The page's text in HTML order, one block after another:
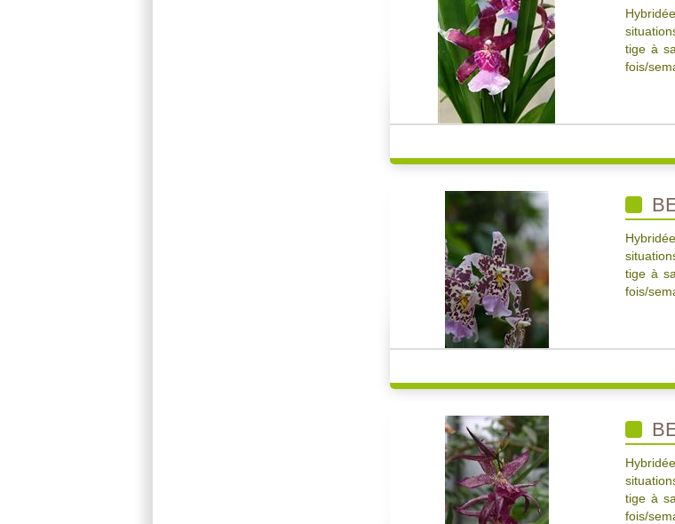
tige à
fois/
tige à
fois/
tige à
fois/